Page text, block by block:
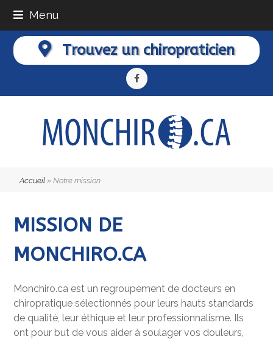
Menu
Trouvez un chiropraticien
Facebook
Accueil »Notre mission
MISSION DE
MONCHIRO.CA
Monchiro.ca est un regroupement de docteurs en
chiropratique sélectionnés pour leurs hauts standards
de qualité, leur éthique et leur professionnalisme. Ils
ont pour but de vous aider à soulager vos douleurs,